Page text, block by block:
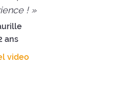
! »
ans
video